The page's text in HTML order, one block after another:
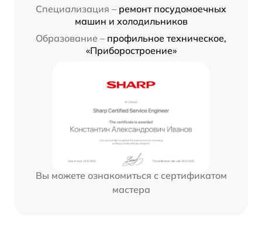
Специализация – ремонт посудомоечных
машин и холодильников
Образование – профильное техническое,
«Приборостроение»
Вы можете ознакомиться с сертификатом
мастера